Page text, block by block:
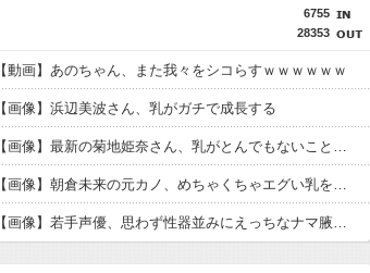
6755
28353
【動画】あのちゃん、また我々をシコらすｗｗｗｗｗｗ
【画像】浜辺美波さん、乳がガチで成長する
【画像】最新の菊地姫奈さん、乳がとんでもないことになる
【画像】朝倉未来の元カノ、めちゃくちゃエグい乳を持つ
【画像】若手声優、思わず性器並みにえっちなナマ腋をボロンしてしまうwwwwww